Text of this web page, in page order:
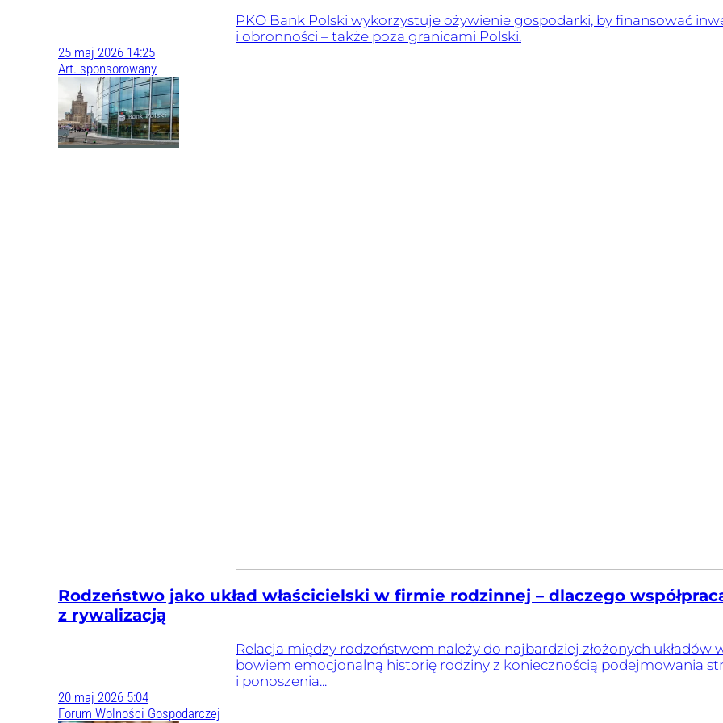
PKO Bank Polski wykorzystuje ożywienie gospodarki, by finansować
i obronności – także poza granicami Polski.
25 maj 2026 14:25
Art. sponsorowany
Rodzeństwo jako układ właścicielski w firmie rodzinnej – dlaczego
z rywalizacją
Relacja między rodzeństwem należy do najbardziej złożonych układów
bowiem emocjonalną historię rodziny z koniecznością podejmowania
i ponoszenia...
20 maj 2026 5:04
Forum Wolności Gospodarczej